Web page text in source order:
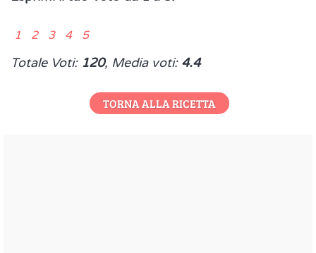
1 2 3 4 5
Totale Voti: 120, Media voti: 4.4
TORNA ALLA RICETTA